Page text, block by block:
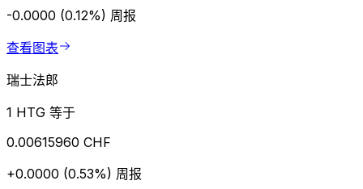
-0.0000 (0.12%) 周报
查看图表
瑞士法郎
1 HTG 等于
0.00615960 CHF
+0.0000 (0.53%) 周报